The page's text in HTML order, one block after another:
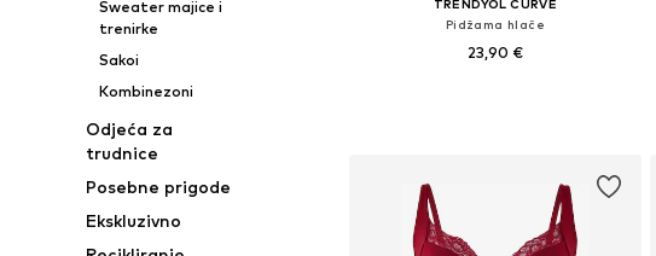
Sweater majice i
trenirke
Sakoi
Kombinezoni
Odjeća za
trudnice
Posebne prigode
Ekskluzivno
TRENDYOL CURVE
Pidžama hlače
23,90 €